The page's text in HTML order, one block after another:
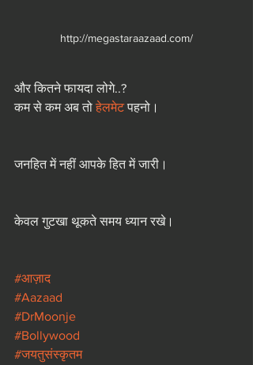
http://megastaraazaad.com/
और कितने फायदा लोगे..?
कम से कम अब तो हेलमेट पहनो।
जनहित में नहीं आपके हित में जारी।
केवल गुटखा थूकते समय ध्यान रखे।
#आज़ाद
#Aazaad
#DrMoonje
#Bollywood
#जयतुसंस्कृतम